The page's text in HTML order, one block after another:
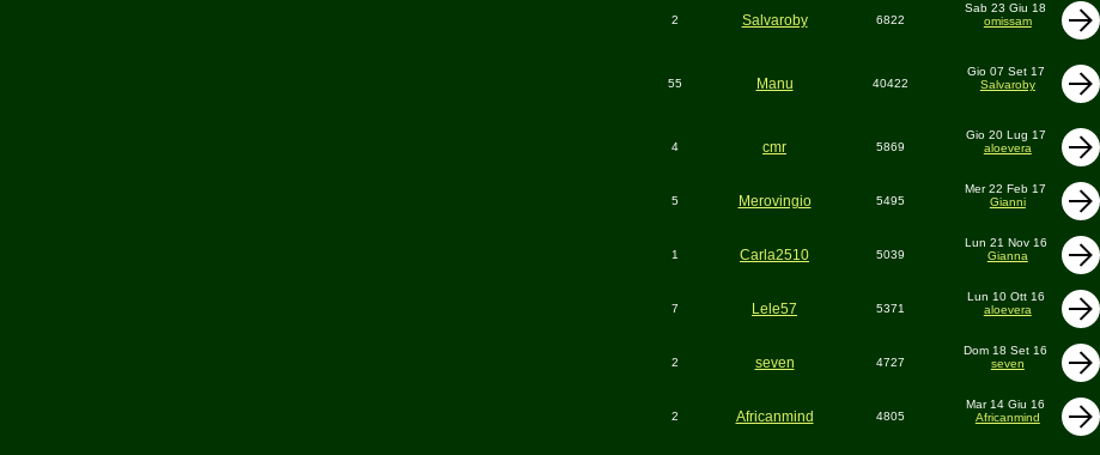
2 Salvaroby 6822
Sab 23 Giu 18
omissam
55 Manu 40422
Gio 07 Set 17
Salvaroby
4 cmr 5869
Gio 20 Lug 17
aloevera
5 Merovingio 5495
Mer 22 Feb 17
Gianni
1 Carla2510 5039
Lun 21 Nov 16
Gianna
7 Lele57 5371
Lun 10 Ott 16
aloevera
2 seven 4727
Dom 18 Set 16
seven
2 Africanmind 4805
Mar 14 Giu 16
Africanmind